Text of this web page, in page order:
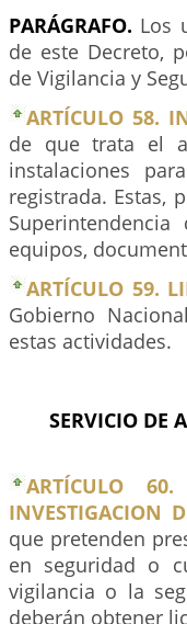
PARÁGRAFO. Los
de este Decreto,
de Vigilancia y
ARTÍCULO 58.
de que trata el
instalaciones
registrada. Estas,
equipos,
ARTÍCULO 59.
Gobierno
estas actividades.
SERVICIO DE
ARTÍCULO 60.
INVESTIGACION
que pretenden
en seguridad o
vigilancia o la
deberán obtener